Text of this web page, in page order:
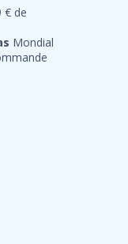
€ de
Mondial